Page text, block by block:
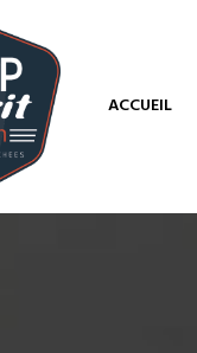
ACCUEIL